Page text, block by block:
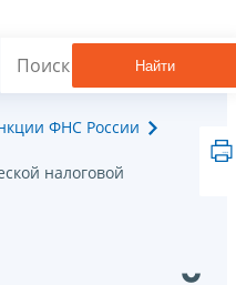
Найти
ФНС России
налоговой